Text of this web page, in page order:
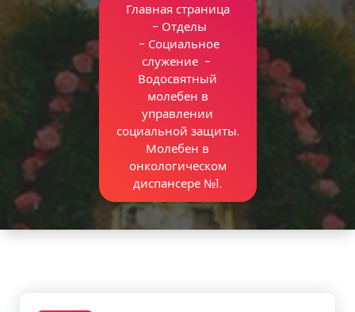
Главная страница
- Отделы
- Социальное
служение-
Водосвятный
молебен в
управлении
социальной защиты.
Молебен в
онкологическом
диспансере №1.